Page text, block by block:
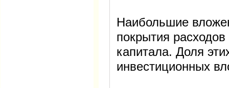
Наибольшие
покрытия
капитала. Доля
инвестиционных